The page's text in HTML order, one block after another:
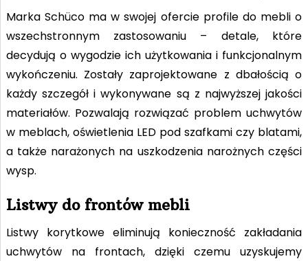
Marka Schüco ma w swojej ofercie profile do mebli o
wszechstronnym zastosowaniu – detale, które
decydują o wygodzie ich użytkowania i funkcjonalnym
wykończeniu. Zostały zaprojektowane z dbałością o
każdy szczegół i wykonywane są z najwyższej jakości
materiałów. Pozwalają rozwiązać problem uchwytów
w meblach, oświetlenia LED pod szafkami czy blatami,
a także narażonych na uszkodzenia narożnych części
wysp.
Listwy do frontów mebli
Listwy korytkowe eliminują konieczność zakładania
uchwytów na frontach, dzięki czemu uzyskujemy